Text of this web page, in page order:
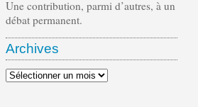
Une contribution, parmi d’autres, à un
débat permanent.
Archives
Archives